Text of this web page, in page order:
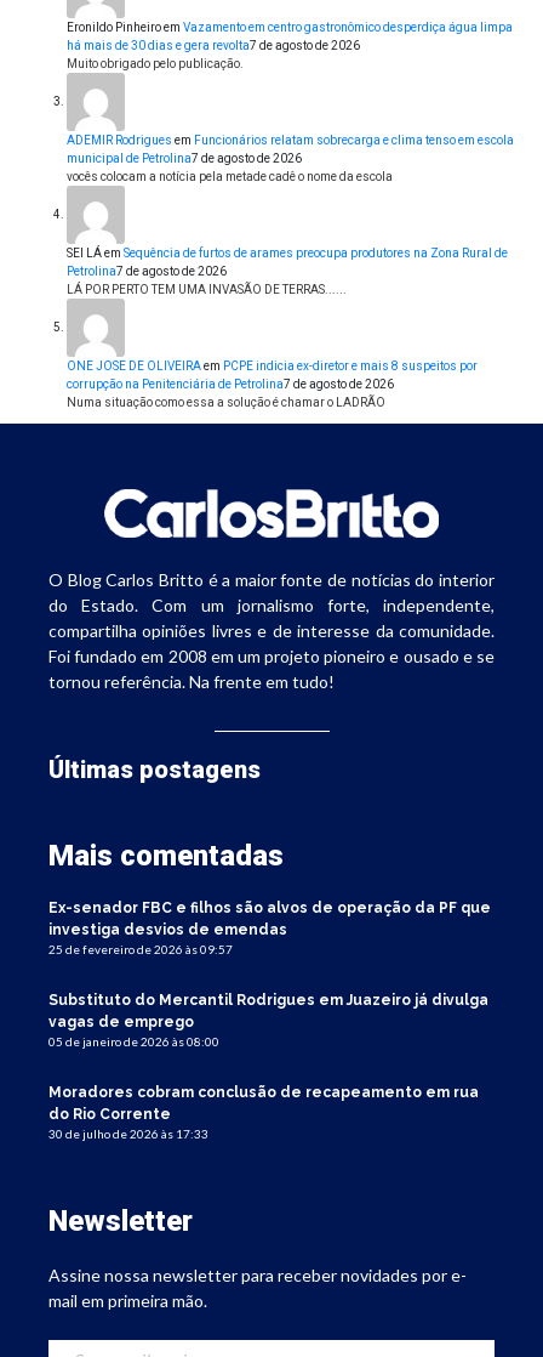
Eronildo Pinheiroem Vazamento em centro gastronômico desperdiça água limpa
há mais de 30 dias e gera revolta7 de agosto de 2026
Muito obrigado pelo publicação.
ADEMIR Rodrigues em Funcionários relatam sobrecarga e clima tenso em escola
municipal de Petrolina7 de agosto de 2026
vocês colocam a notícia pela metade cadê o nome da escola
SEI LÁem Sequência de furtos de arames preocupa produtores na Zona Rural de
Petrolina7 de agosto de 2026
LÁ POR PERTO TEM UMA INVASÃO DE TERRAS......
ONE JOSE DE OLIVEIRAem PCPE indicia ex-diretor e mais 8 suspeitos por
corrupção na Penitenciária de Petrolina7 de agosto de 2026
Numa situação como essa a solução é chamar o LADRÃO
O Blog Carlos Britto é a maior fonte de notícias do interior
do Estado. Com um jornalismo forte, independente,
compartilha opiniões livres e de interesse da comunidade.
Foi fundado em 2008 em um projeto pioneiro e ousado e se
tornou referência. Na frente em tudo!
Últimas postagens
Mais comentadas
Ex-senador FBC e filhos são alvos de operação da PF que
investiga desvios de emendas
25 de fevereiro de 2026 às 09:57
Substituto do Mercantil Rodrigues em Juazeiro já divulga
vagas de emprego
05 de janeiro de 2026 às 08:00
Moradores cobram conclusão de recapeamento em rua
do Rio Corrente
30 de julho de 2026 às 17:33
Newsletter
Assine nossa newsletter para receber novidades por e-
mail em primeira mão.